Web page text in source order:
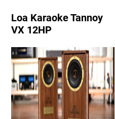
Loa Karaoke Tannoy
VX 12HP